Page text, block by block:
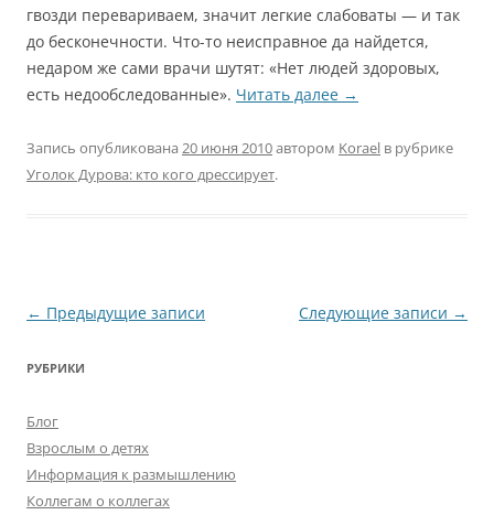
гвозди перевариваем, значит легкие слабоваты — и так
до бесконечности. Что-то неисправное да найдется,
недаром же сами врачи шутят: «Нет людей здоровых,
есть недообследованные». Читать далее →
Запись опубликована 20 июня 2010автором Korael в рубрике
Уголок Дурова: кто кого дрессирует.
Навигация
записям
← Предыдущие записи Следующие записи →
РУБРИКИ
Блог
Взрослым о детях
Информация к размышлению
Коллегам о коллегах